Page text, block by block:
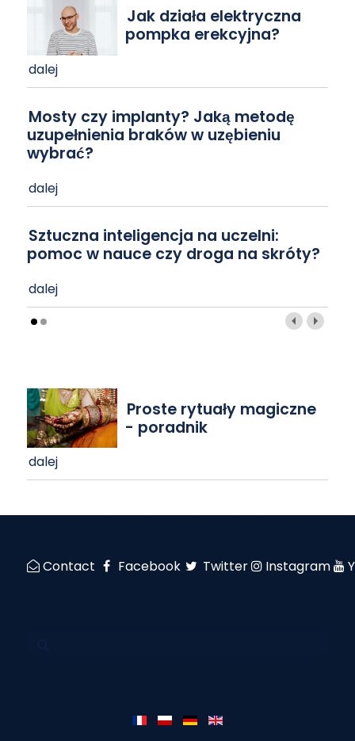
Jak działa elektryczna
pompka erekcyjna?
dalej
Mosty czy implanty? Jaką metodę
uzupełnienia braków w uzębieniu
wybrać?
dalej
Sztuczna inteligencja na uczelni:
pomoc w nauce czy droga na skróty?
dalej
Proste rytuały magiczne
- poradnik
dalej
Contact Facebook Twitter Instagram